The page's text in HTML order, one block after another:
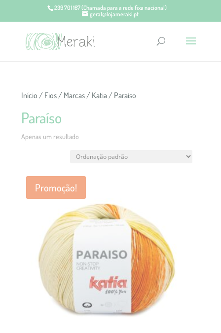
239 701 167(Chamada para a rede fixa nacional)
geral@lojameraki.pt
Início / Fios/ Marcas/ Katia/ Paraíso
Paraíso
Apenas um resultado
Promoção!